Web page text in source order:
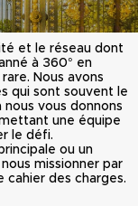
et le réseau dont
à 360° en
Nous avons
qui sont souvent le
vous donnons
une équipe
le défi.
ou un
missionner par
cahier des charges.